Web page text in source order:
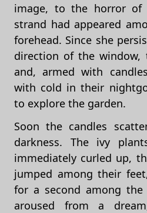
image, to the horror
strand had appeared
forehead. Since she
direction of the
and, armed with
with cold in their
to explore the garden.
Soon the candles
darkness. The ivy
immediately curled up,
jumped among their
for a second among the
aroused from a